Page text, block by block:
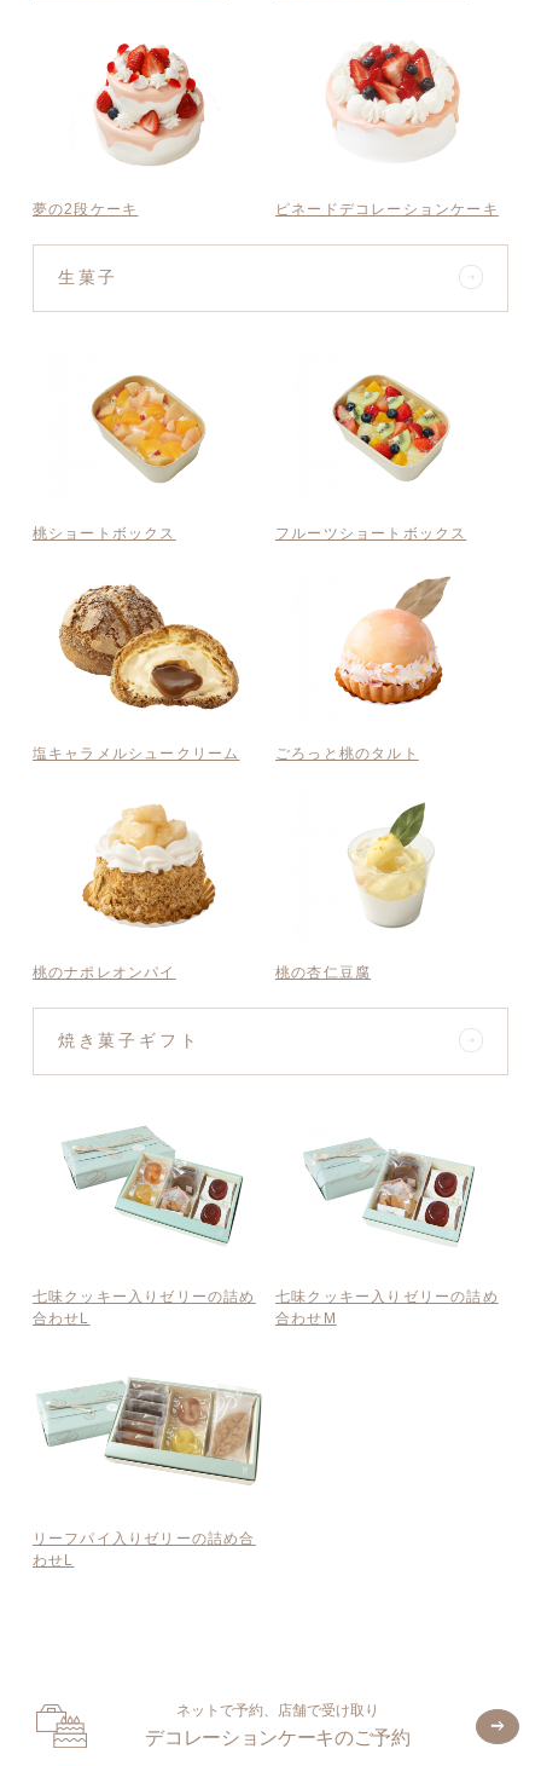
夢の2段ケーキ ピネードデコレーションケーキ
生菓子
桃ショートボックス フルーツショートボックス
塩キャラメルシュークリーム ごろっと桃のタルト
桃のナポレオンパイ 桃の杏仁豆腐
焼き菓子ギフト
七味クッキー入りゼリーの詰め
合わせL
七味クッキー入りゼリーの詰め
合わせM
リーフパイ入りゼリーの詰め合
わせL
ネットで予約、店舗で受け取り
デコレーションケーキのご予約